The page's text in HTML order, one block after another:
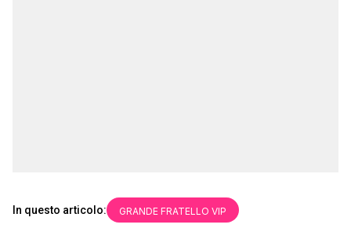
In questo articolo: GRANDE FRATELLO VIP